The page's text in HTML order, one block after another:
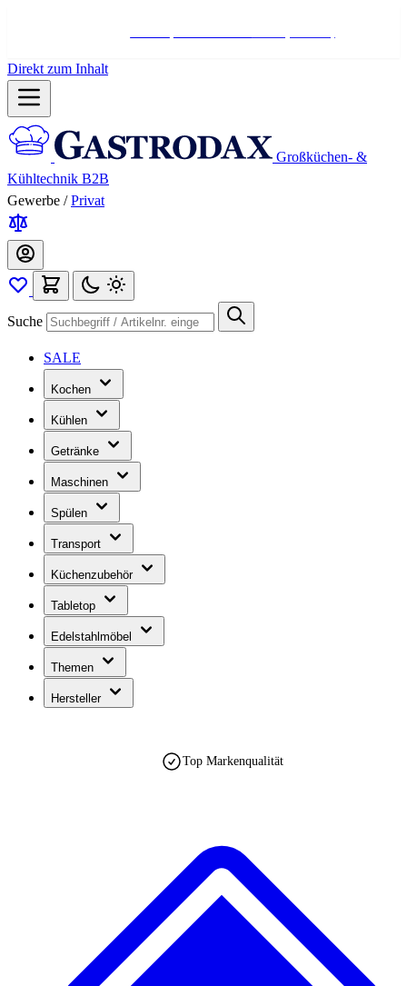
Direkt zum Inhalt
Großküchen- &
Kühltechnik B2B
Gewerbe / Privat
Suche
SALE
Kochen
Kühlen
Getränke
Maschinen
Spülen
Transport
Küchenzubehör
Tabletop
Edelstahlmöbel
Themen
Hersteller
Top Markenqualität